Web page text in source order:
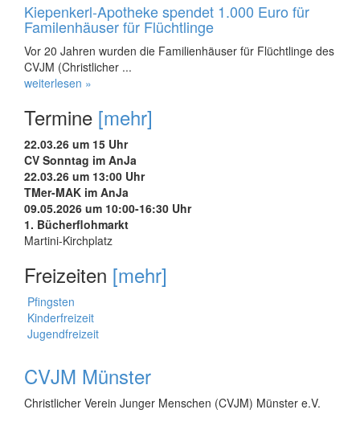
Kiepenkerl-Apotheke spendet 1.000 Euro für
Familenhäuser für Flüchtlinge
Vor 20 Jahren wurden die Familienhäuser für Flüchtlinge des
CVJM (Christlicher ...
weiterlesen »
Termine [mehr]
22.03.26 um 15 Uhr
CV Sonntag im AnJa
22.03.26 um 13:00 Uhr
TMer-MAK im AnJa
09.05.2026 um 10:00-16:30 Uhr
1. Bücherflohmarkt
Martini-Kirchplatz
Freizeiten [mehr]
Pfingsten
Kinderfreizeit
Jugendfreizeit
CVJM Münster
Christlicher Verein Junger Menschen (CVJM) Münster e.V.